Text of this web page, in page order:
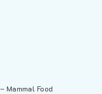
Mammal Food